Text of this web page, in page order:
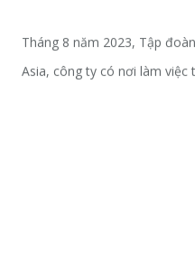
Tháng 8 năm 2023, Tập
Asia, công ty có nơi làm việc